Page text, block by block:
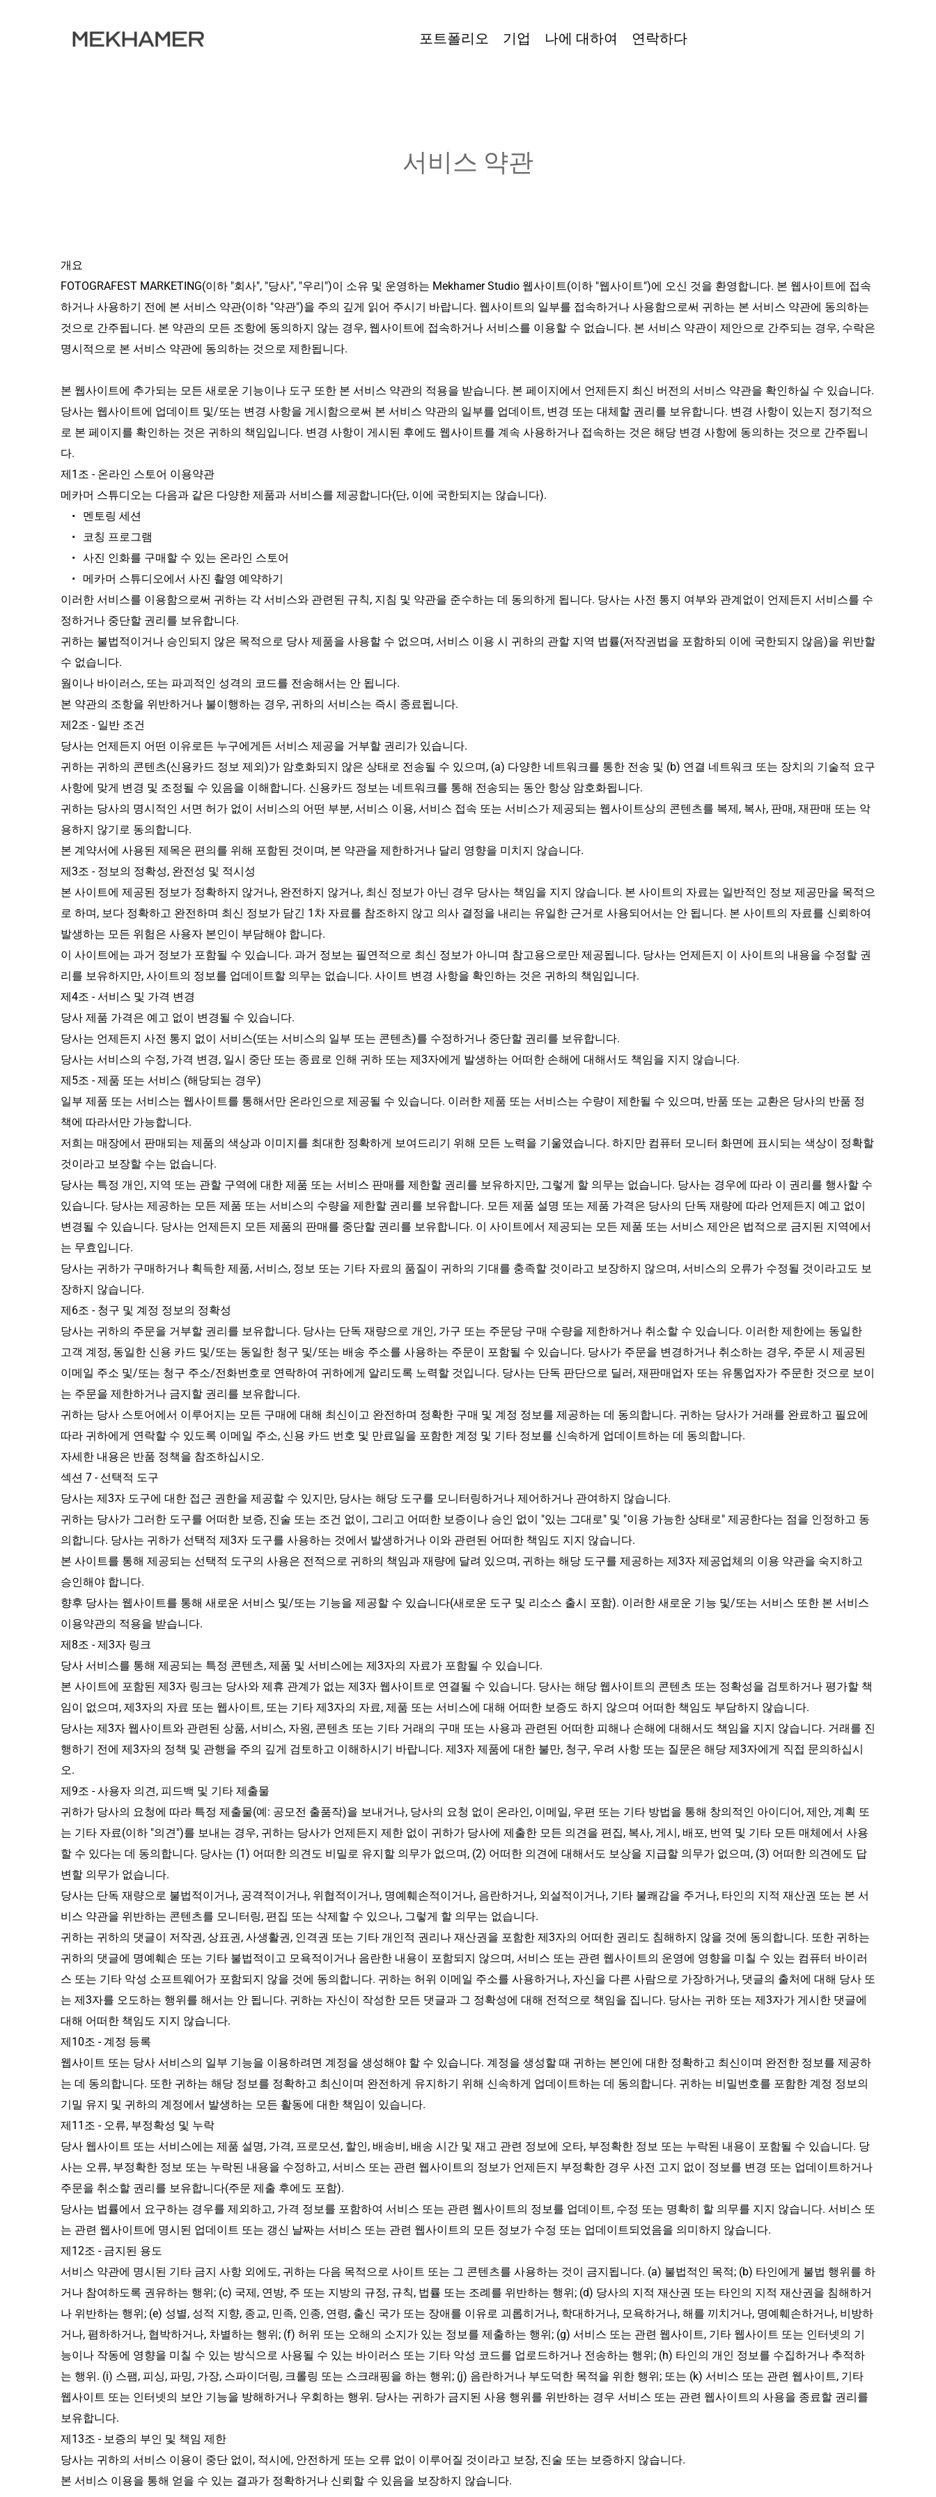
포트폴리오 기업 나에 대하여 연락하다
서비스 약관
개요
FOTOGRAFEST MARKETING(이하 "회사", "당사", "우리")이 소유 및 운영하는 Mekhamer Studio 웹사이트(이하 "웹사이트")에 오신 것을 환영합니다. 본 웹사이트에 접속
하거나 사용하기 전에 본 서비스 약관(이하 "약관")을 주의 깊게 읽어 주시기 바랍니다. 웹사이트의 일부를 접속하거나 사용함으로써 귀하는 본 서비스 약관에 동의하는
것으로 간주됩니다. 본 약관의 모든 조항에 동의하지 않는 경우, 웹사이트에 접속하거나 서비스를 이용할 수 없습니다. 본 서비스 약관이 제안으로 간주되는 경우, 수락은
명시적으로 본 서비스 약관에 동의하는 것으로 제한됩니다.
본 웹사이트에 추가되는 모든 새로운 기능이나 도구 또한 본 서비스 약관의 적용을 받습니다. 본 페이지에서 언제든지 최신 버전의 서비스 약관을 확인하실 수 있습니다.
당사는 웹사이트에 업데이트 및/또는 변경 사항을 게시함으로써 본 서비스 약관의 일부를 업데이트, 변경 또는 대체할 권리를 보유합니다. 변경 사항이 있는지 정기적으
로 본 페이지를 확인하는 것은 귀하의 책임입니다. 변경 사항이 게시된 후에도 웹사이트를 계속 사용하거나 접속하는 것은 해당 변경 사항에 동의하는 것으로 간주됩니
다.
제1조 - 온라인 스토어 이용약관
메카머 스튜디오는 다음과 같은 다양한 제품과 서비스를 제공합니다(단, 이에 국한되지는 않습니다).
멘토링 세션
코칭 프로그램
사진 인화를 구매할 수 있는 온라인 스토어
메카머 스튜디오에서 사진 촬영 예약하기
이러한 서비스를 이용함으로써 귀하는 각 서비스와 관련된 규칙, 지침 및 약관을 준수하는 데 동의하게 됩니다. 당사는 사전 통지 여부와 관계없이 언제든지 서비스를 수
정하거나 중단할 권리를 보유합니다.
귀하는 불법적이거나 승인되지 않은 목적으로 당사 제품을 사용할 수 없으며, 서비스 이용 시 귀하의 관할 지역 법률(저작권법을 포함하되 이에 국한되지 않음)을 위반할
수 없습니다.
웜이나 바이러스, 또는 파괴적인 성격의 코드를 전송해서는 안 됩니다.
본 약관의 조항을 위반하거나 불이행하는 경우, 귀하의 서비스는 즉시 종료됩니다.
제2조 - 일반 조건
당사는 언제든지 어떤 이유로든 누구에게든 서비스 제공을 거부할 권리가 있습니다.
귀하는 귀하의 콘텐츠(신용카드 정보 제외)가 암호화되지 않은 상태로 전송될 수 있으며, (a) 다양한 네트워크를 통한 전송 및 (b) 연결 네트워크 또는 장치의 기술적 요구
사항에 맞게 변경 및 조정될 수 있음을 이해합니다. 신용카드 정보는 네트워크를 통해 전송되는 동안 항상 암호화됩니다.
귀하는 당사의 명시적인 서면 허가 없이 서비스의 어떤 부분, 서비스 이용, 서비스 접속 또는 서비스가 제공되는 웹사이트상의 콘텐츠를 복제, 복사, 판매, 재판매 또는 악
용하지 않기로 동의합니다.
본 계약서에 사용된 제목은 편의를 위해 포함된 것이며, 본 약관을 제한하거나 달리 영향을 미치지 않습니다.
제3조 - 정보의 정확성, 완전성 및 적시성
본 사이트에 제공된 정보가 정확하지 않거나, 완전하지 않거나, 최신 정보가 아닌 경우 당사는 책임을 지지 않습니다. 본 사이트의 자료는 일반적인 정보 제공만을 목적으
로 하며, 보다 정확하고 완전하며 최신 정보가 담긴 1차 자료를 참조하지 않고 의사 결정을 내리는 유일한 근거로 사용되어서는 안 됩니다. 본 사이트의 자료를 신뢰하여
발생하는 모든 위험은 사용자 본인이 부담해야 합니다.
이 사이트에는 과거 정보가 포함될 수 있습니다. 과거 정보는 필연적으로 최신 정보가 아니며 참고용으로만 제공됩니다. 당사는 언제든지 이 사이트의 내용을 수정할 권
리를 보유하지만, 사이트의 정보를 업데이트할 의무는 없습니다. 사이트 변경 사항을 확인하는 것은 귀하의 책임입니다.
제4조 - 서비스 및 가격 변경
당사 제품 가격은 예고 없이 변경될 수 있습니다.
당사는 언제든지 사전 통지 없이 서비스(또는 서비스의 일부 또는 콘텐츠)를 수정하거나 중단할 권리를 보유합니다.
당사는 서비스의 수정, 가격 변경, 일시 중단 또는 종료로 인해 귀하 또는 제3자에게 발생하는 어떠한 손해에 대해서도 책임을 지지 않습니다.
제5조 - 제품 또는 서비스 (해당되는 경우)
일부 제품 또는 서비스는 웹사이트를 통해서만 온라인으로 제공될 수 있습니다. 이러한 제품 또는 서비스는 수량이 제한될 수 있으며, 반품 또는 교환은 당사의 반품 정
책에 따라서만 가능합니다.
저희는 매장에서 판매되는 제품의 색상과 이미지를 최대한 정확하게 보여드리기 위해 모든 노력을 기울였습니다. 하지만 컴퓨터 모니터 화면에 표시되는 색상이 정확할
것이라고 보장할 수는 없습니다.
당사는 특정 개인, 지역 또는 관할 구역에 대한 제품 또는 서비스 판매를 제한할 권리를 보유하지만, 그렇게 할 의무는 없습니다. 당사는 경우에 따라 이 권리를 행사할 수
있습니다. 당사는 제공하는 모든 제품 또는 서비스의 수량을 제한할 권리를 보유합니다. 모든 제품 설명 또는 제품 가격은 당사의 단독 재량에 따라 언제든지 예고 없이
변경될 수 있습니다. 당사는 언제든지 모든 제품의 판매를 중단할 권리를 보유합니다. 이 사이트에서 제공되는 모든 제품 또는 서비스 제안은 법적으로 금지된 지역에서
는 무효입니다.
당사는 귀하가 구매하거나 획득한 제품, 서비스, 정보 또는 기타 자료의 품질이 귀하의 기대를 충족할 것이라고 보장하지 않으며, 서비스의 오류가 수정될 것이라고도 보
장하지 않습니다.
제6조 - 청구 및 계정 정보의 정확성
당사는 귀하의 주문을 거부할 권리를 보유합니다. 당사는 단독 재량으로 개인, 가구 또는 주문당 구매 수량을 제한하거나 취소할 수 있습니다. 이러한 제한에는 동일한
고객 계정, 동일한 신용 카드 및/또는 동일한 청구 및/또는 배송 주소를 사용하는 주문이 포함될 수 있습니다. 당사가 주문을 변경하거나 취소하는 경우, 주문 시 제공된
이메일 주소 및/또는 청구 주소/전화번호로 연락하여 귀하에게 알리도록 노력할 것입니다. 당사는 단독 판단으로 딜러, 재판매업자 또는 유통업자가 주문한 것으로 보이
는 주문을 제한하거나 금지할 권리를 보유합니다.
귀하는 당사 스토어에서 이루어지는 모든 구매에 대해 최신이고 완전하며 정확한 구매 및 계정 정보를 제공하는 데 동의합니다. 귀하는 당사가 거래를 완료하고 필요에
따라 귀하에게 연락할 수 있도록 이메일 주소, 신용 카드 번호 및 만료일을 포함한 계정 및 기타 정보를 신속하게 업데이트하는 데 동의합니다.
자세한 내용은 반품 정책을 참조하십시오.
섹션 7 - 선택적 도구
당사는 제3자 도구에 대한 접근 권한을 제공할 수 있지만, 당사는 해당 도구를 모니터링하거나 제어하거나 관여하지 않습니다.
귀하는 당사가 그러한 도구를 어떠한 보증, 진술 또는 조건 없이, 그리고 어떠한 보증이나 승인 없이 "있는 그대로" 및 "이용 가능한 상태로" 제공한다는 점을 인정하고 동
의합니다. 당사는 귀하가 선택적 제3자 도구를 사용하는 것에서 발생하거나 이와 관련된 어떠한 책임도 지지 않습니다.
본 사이트를 통해 제공되는 선택적 도구의 사용은 전적으로 귀하의 책임과 재량에 달려 있으며, 귀하는 해당 도구를 제공하는 제3자 제공업체의 이용 약관을 숙지하고
승인해야 합니다.
향후 당사는 웹사이트를 통해 새로운 서비스 및/또는 기능을 제공할 수 있습니다(새로운 도구 및 리소스 출시 포함). 이러한 새로운 기능 및/또는 서비스 또한 본 서비스
이용약관의 적용을 받습니다.
제8조 - 제3자 링크
당사 서비스를 통해 제공되는 특정 콘텐츠, 제품 및 서비스에는 제3자의 자료가 포함될 수 있습니다.
본 사이트에 포함된 제3자 링크는 당사와 제휴 관계가 없는 제3자 웹사이트로 연결될 수 있습니다. 당사는 해당 웹사이트의 콘텐츠 또는 정확성을 검토하거나 평가할 책
임이 없으며, 제3자의 자료 또는 웹사이트, 또는 기타 제3자의 자료, 제품 또는 서비스에 대해 어떠한 보증도 하지 않으며 어떠한 책임도 부담하지 않습니다.
당사는 제3자 웹사이트와 관련된 상품, 서비스, 자원, 콘텐츠 또는 기타 거래의 구매 또는 사용과 관련된 어떠한 피해나 손해에 대해서도 책임을 지지 않습니다. 거래를 진
행하기 전에 제3자의 정책 및 관행을 주의 깊게 검토하고 이해하시기 바랍니다. 제3자 제품에 대한 불만, 청구, 우려 사항 또는 질문은 해당 제3자에게 직접 문의하십시
오.
제9조 - 사용자 의견, 피드백 및 기타 제출물
귀하가 당사의 요청에 따라 특정 제출물(예: 공모전 출품작)을 보내거나, 당사의 요청 없이 온라인, 이메일, 우편 또는 기타 방법을 통해 창의적인 아이디어, 제안, 계획 또
는 기타 자료(이하 "의견")를 보내는 경우, 귀하는 당사가 언제든지 제한 없이 귀하가 당사에 제출한 모든 의견을 편집, 복사, 게시, 배포, 번역 및 기타 모든 매체에서 사용
할 수 있다는 데 동의합니다. 당사는 (1) 어떠한 의견도 비밀로 유지할 의무가 없으며, (2) 어떠한 의견에 대해서도 보상을 지급할 의무가 없으며, (3) 어떠한 의견에도 답
변할 의무가 없습니다.
당사는 단독 재량으로 불법적이거나, 공격적이거나, 위협적이거나, 명예훼손적이거나, 음란하거나, 외설적이거나, 기타 불쾌감을 주거나, 타인의 지적 재산권 또는 본 서
비스 약관을 위반하는 콘텐츠를 모니터링, 편집 또는 삭제할 수 있으나, 그렇게 할 의무는 없습니다.
귀하는 귀하의 댓글이 저작권, 상표권, 사생활권, 인격권 또는 기타 개인적 권리나 재산권을 포함한 제3자의 어떠한 권리도 침해하지 않을 것에 동의합니다. 또한 귀하는
귀하의 댓글에 명예훼손 또는 기타 불법적이고 모욕적이거나 음란한 내용이 포함되지 않으며, 서비스 또는 관련 웹사이트의 운영에 영향을 미칠 수 있는 컴퓨터 바이러
스 또는 기타 악성 소프트웨어가 포함되지 않을 것에 동의합니다. 귀하는 허위 이메일 주소를 사용하거나, 자신을 다른 사람으로 가장하거나, 댓글의 출처에 대해 당사 또
는 제3자를 오도하는 행위를 해서는 안 됩니다. 귀하는 자신이 작성한 모든 댓글과 그 정확성에 대해 전적으로 책임을 집니다. 당사는 귀하 또는 제3자가 게시한 댓글에
대해 어떠한 책임도 지지 않습니다.
제10조 - 계정 등록
웹사이트 또는 당사 서비스의 일부 기능을 이용하려면 계정을 생성해야 할 수 있습니다. 계정을 생성할 때 귀하는 본인에 대한 정확하고 최신이며 완전한 정보를 제공하
는 데 동의합니다. 또한 귀하는 해당 정보를 정확하고 최신이며 완전하게 유지하기 위해 신속하게 업데이트하는 데 동의합니다. 귀하는 비밀번호를 포함한 계정 정보의
기밀 유지 및 귀하의 계정에서 발생하는 모든 활동에 대한 책임이 있습니다.
제11조 - 오류, 부정확성 및 누락
당사 웹사이트 또는 서비스에는 제품 설명, 가격, 프로모션, 할인, 배송비, 배송 시간 및 재고 관련 정보에 오타, 부정확한 정보 또는 누락된 내용이 포함될 수 있습니다. 당
사는 오류, 부정확한 정보 또는 누락된 내용을 수정하고, 서비스 또는 관련 웹사이트의 정보가 언제든지 부정확한 경우 사전 고지 없이 정보를 변경 또는 업데이트하거나
주문을 취소할 권리를 보유합니다(주문 제출 후에도 포함).
당사는 법률에서 요구하는 경우를 제외하고, 가격 정보를 포함하여 서비스 또는 관련 웹사이트의 정보를 업데이트, 수정 또는 명확히 할 의무를 지지 않습니다. 서비스 또
는 관련 웹사이트에 명시된 업데이트 또는 갱신 날짜는 서비스 또는 관련 웹사이트의 모든 정보가 수정 또는 업데이트되었음을 의미하지 않습니다.
제12조 - 금지된 용도
서비스 약관에 명시된 기타 금지 사항 외에도, 귀하는 다음 목적으로 사이트 또는 그 콘텐츠를 사용하는 것이 금지됩니다. (a) 불법적인 목적; (b) 타인에게 불법 행위를 하
거나 참여하도록 권유하는 행위; (c) 국제, 연방, 주 또는 지방의 규정, 규칙, 법률 또는 조례를 위반하는 행위; (d) 당사의 지적 재산권 또는 타인의 지적 재산권을 침해하거
나 위반하는 행위; (e) 성별, 성적 지향, 종교, 민족, 인종, 연령, 출신 국가 또는 장애를 이유로 괴롭히거나, 학대하거나, 모욕하거나, 해를 끼치거나, 명예훼손하거나, 비방하
거나, 폄하하거나, 협박하거나, 차별하는 행위; (f) 허위 또는 오해의 소지가 있는 정보를 제출하는 행위; (g) 서비스 또는 관련 웹사이트, 기타 웹사이트 또는 인터넷의 기
능이나 작동에 영향을 미칠 수 있는 방식으로 사용될 수 있는 바이러스 또는 기타 악성 코드를 업로드하거나 전송하는 행위; (h) 타인의 개인 정보를 수집하거나 추적하
는 행위. (i) 스팸, 피싱, 파밍, 가장, 스파이더링, 크롤링 또는 스크래핑을 하는 행위; (j) 음란하거나 부도덕한 목적을 위한 행위; 또는 (k) 서비스 또는 관련 웹사이트, 기타
웹사이트 또는 인터넷의 보안 기능을 방해하거나 우회하는 행위. 당사는 귀하가 금지된 사용 행위를 위반하는 경우 서비스 또는 관련 웹사이트의 사용을 종료할 권리를
보유합니다.
제13조 - 보증의 부인 및 책임 제한
당사는 귀하의 서비스 이용이 중단 없이, 적시에, 안전하게 또는 오류 없이 이루어질 것이라고 보장, 진술 또는 보증하지 않습니다.
본 서비스 이용을 통해 얻을 수 있는 결과가 정확하거나 신뢰할 수 있음을 보장하지 않습니다.